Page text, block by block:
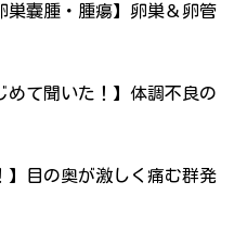
巣嚢腫・腫瘍】卵巣＆卵管
めて聞いた！】体調不良の
】目の奥が激しく痛む群発